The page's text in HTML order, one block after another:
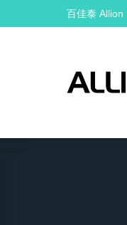
to
百佳泰 Allion